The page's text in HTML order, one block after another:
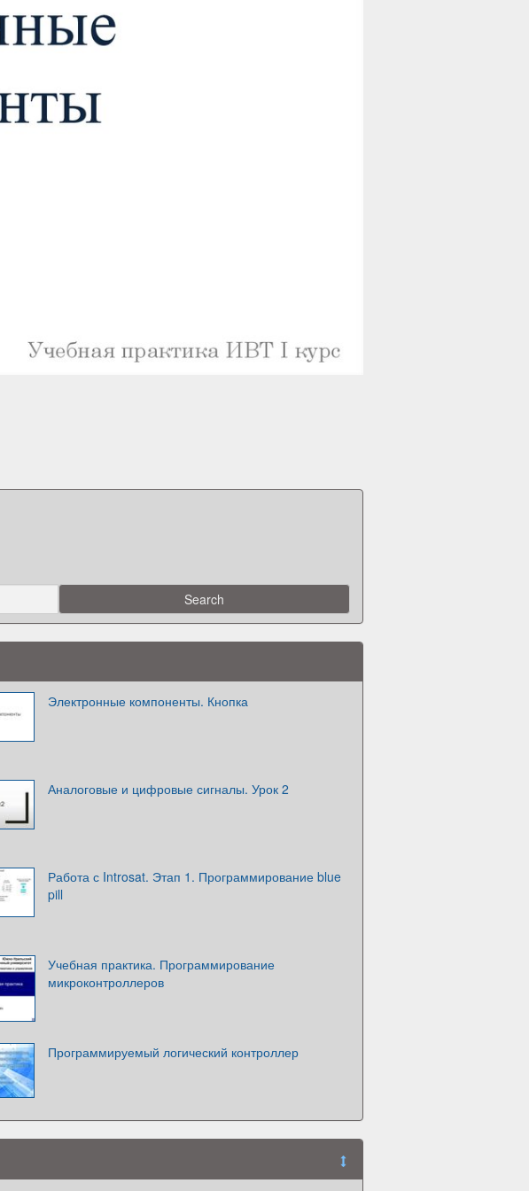
Электронные компоненты. Кнопка
Аналоговые и цифровые сигналы. Урок 2
Работа с Introsat. Этап 1. Программирование blue
pill
Учебная практика. Программирование
микроконтроллеров
Программируемый логический контроллер